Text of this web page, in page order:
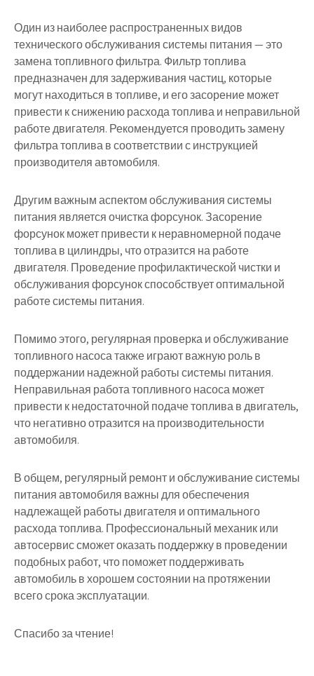
Один из наиболее распространенных видов
технического обслуживания системы питания — это
замена топливного фильтра. Фильтр топлива
предназначен для задерживания частиц, которые
могут находиться в топливе, и его засорение может
привести к снижению расхода топлива и неправильной
работе двигателя. Рекомендуется проводить замену
фильтра топлива в соответствии с инструкцией
производителя автомобиля.
Другим важным аспектом обслуживания системы
питания является очистка форсунок. Засорение
форсунок может привести к неравномерной подаче
топлива в цилиндры, что отразится на работе
двигателя. Проведение профилактической чистки и
обслуживания форсунок способствует оптимальной
работе системы питания.
Помимо этого, регулярная проверка и обслуживание
топливного насоса также играют важную роль в
поддержании надежной работы системы питания.
Неправильная работа топливного насоса может
привести к недостаточной подаче топлива в двигатель,
что негативно отразится на производительности
автомобиля.
В общем, регулярный ремонт и обслуживание системы
питания автомобиля важны для обеспечения
надлежащей работы двигателя и оптимального
расхода топлива. Профессиональный механик или
автосервис сможет оказать поддержку в проведении
подобных работ, что поможет поддерживать
автомобиль в хорошем состоянии на протяжении
всего срока эксплуатации.
Спасибо за чтение!